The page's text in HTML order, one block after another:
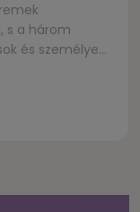
s a három
és személyes
A
25.000
hangulat,